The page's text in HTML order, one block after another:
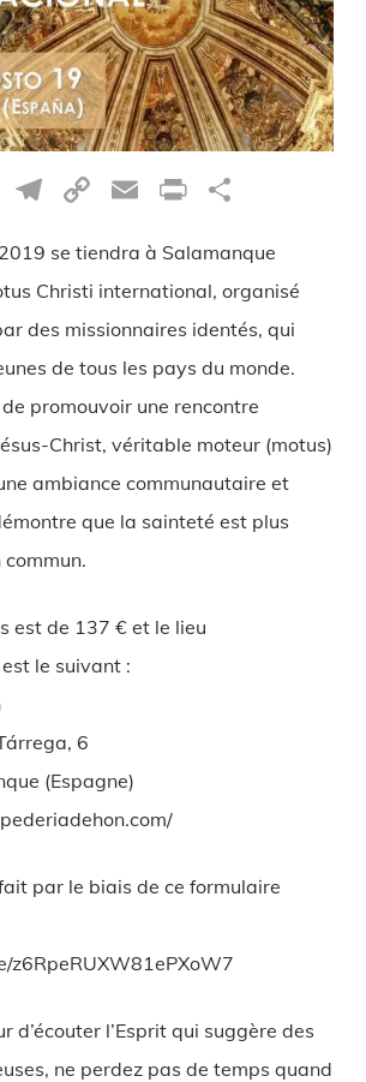
X Telegram
CopyEmailPrint
se tiendra à Salamanque
Christi international, organisé
des missionnaires identés, qui
de tous les pays du monde.
promouvoir une rencontre
Christ, véritable moteur (motus)
ambiance communautaire et
que la sainteté est plus
est de 137 € et le lieu
le suivant :
6
(Espagne)
par le biais de ce formulaire
z6RpeRUXW81ePXoW7
d’écouter l’Esprit qui suggère des
ne perdez pas de temps quand